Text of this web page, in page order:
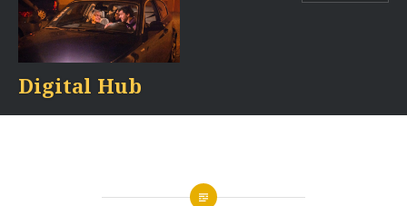
content
Digital Hub